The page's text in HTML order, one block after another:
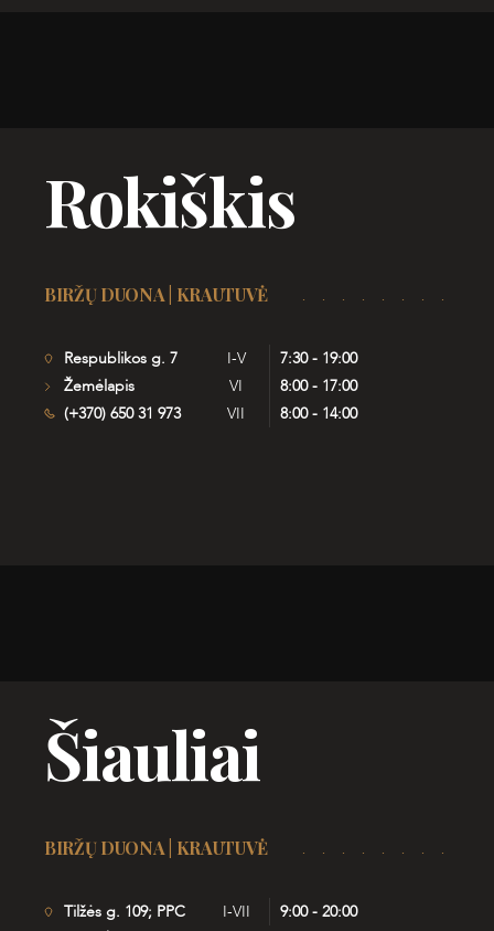
Rokiškis
BIRŽŲ DUONA | KRAUTUVĖ
Respublikos g. 7
Žemėlapis
(+370) 650 31 973
I-V
7:30 - 19:00
VI
8:00 - 17:00
VII
8:00 - 14:00
Šiauliai
BIRŽŲ DUONA | KRAUTUVĖ
Tilžės g. 109; PPC
I-VII 9:00 - 20:00